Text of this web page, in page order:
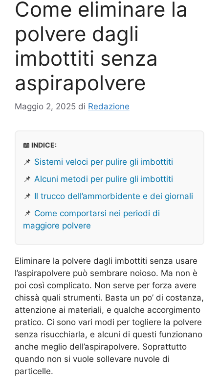
Come eliminare la
polvere dagli
imbottiti senza
aspirapolvere
Maggio 2, 2025 di Redazione
📖 INDICE:
📌 Sistemi veloci per pulire gli imbottiti
📌 Alcuni metodi per pulire gli imbottiti
📌 Il trucco dell’ammorbidente e dei giornali
📌 Come comportarsi nei periodi di
maggiore polvere
Eliminare la polvere dagli imbottiti senza usare
l’aspirapolvere può sembrare noioso. Ma non è
poi così complicato. Non serve per forza avere
chissà quali strumenti. Basta un po’ di costanza,
attenzione ai materiali, e qualche accorgimento
pratico. Ci sono vari modi per togliere la polvere
senza risucchiarla, e alcuni di questi funzionano
anche meglio dell’aspirapolvere. Soprattutto
quando non si vuole sollevare nuvole di
particelle.